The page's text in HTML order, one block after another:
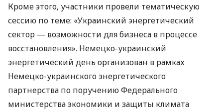
Кроме этого, участники провели тематическую
сессию по теме: «Украинский энергетический
сектор — возможности для бизнеса в процессе
восстановления». Немецко-украинский
энергетический день организован в рамках
Немецко-украинского энергетического
партнерства по поручению Федерального
министерства экономики и защиты климата